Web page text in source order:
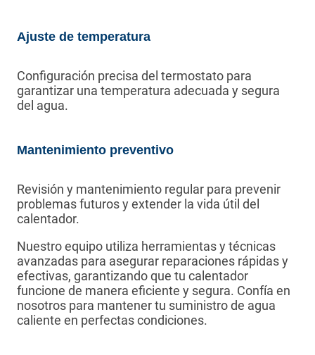
Ajuste de temperatura
Configuración precisa del termostato para
garantizar una temperatura adecuada y segura
del agua.
Mantenimiento preventivo
Revisión y mantenimiento regular para prevenir
problemas futuros y extender la vida útil del
calentador.
Nuestro equipo utiliza herramientas y técnicas
avanzadas para asegurar reparaciones rápidas y
efectivas, garantizando que tu calentador
funcione de manera eficiente y segura. Confía en
nosotros para mantener tu suministro de agua
caliente en perfectas condiciones.